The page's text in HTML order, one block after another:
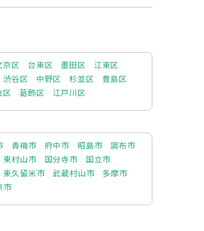
京区 台東区 墨田区
江東区
渋谷区 中野区 杉並区
豊島区
区 葛飾区 江戸川区
青梅市 府中市 昭島市
調布市
東村山市 国分寺市
国立市
東久留米市 武蔵村山市
多摩市
市